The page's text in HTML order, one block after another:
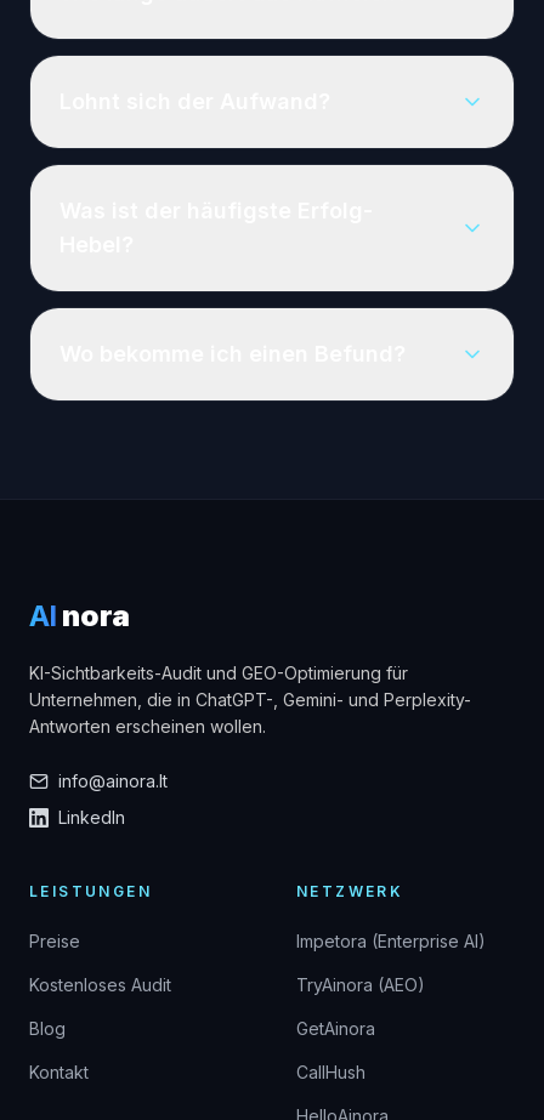
AI nora
KI-Sichtbarkeits-Audit und GEO-Optimierung für
Unternehmen, die in ChatGPT-, Gemini- und Perplexity-
Antworten erscheinen wollen.
info@ainora.lt
LinkedIn
LEISTUNGEN
Preise
Kostenloses Audit
Blog
Kontakt
NETZWERK
Impetora (Enterprise AI)
TryAinora (AEO)
GetAinora
CallHush
HelloAinora